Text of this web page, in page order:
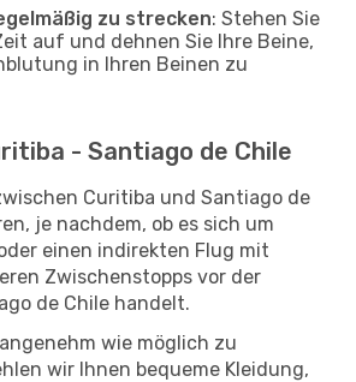
zu strecken: Stehen Sie
auf und dehnen Sie Ihre Beine,
in Ihren Beinen zu
- Santiago de Chile
Curitiba und Santiago de
je nachdem, ob es sich um
einen indirekten Flug mit
Zwischenstopps vor der
de Chile handelt.
wie möglich zu
wir Ihnen bequeme Kleidung,